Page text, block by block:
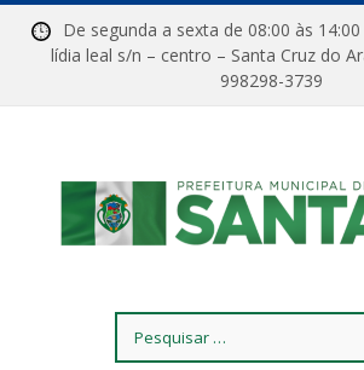
De segunda a sexta de 08:00 às
lídia leal s/n – centro – Santa Cruz
998298-3739
por: